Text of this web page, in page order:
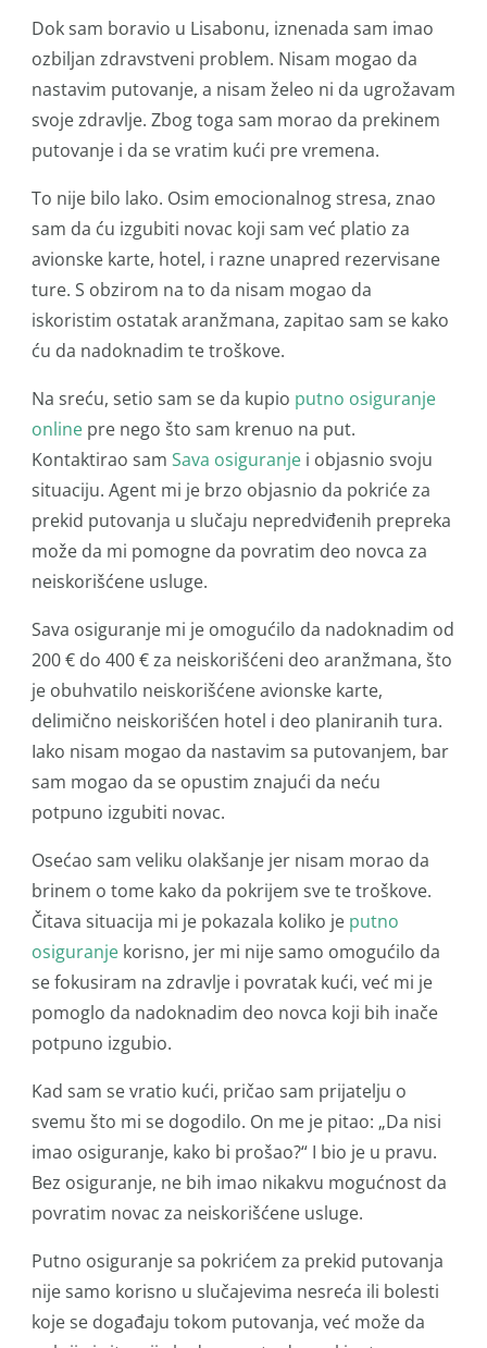
Dok sam boravio u Lisabonu, iznenada sam imao
ozbiljan zdravstveni problem. Nisam mogao da
nastavim putovanje, a nisam želeo ni da ugrožavam
svoje zdravlje. Zbog toga sam morao da prekinem
putovanje i da se vratim kući pre vremena.
To nije bilo lako. Osim emocionalnog stresa, znao
sam da ću izgubiti novac koji sam već platio za
avionske karte, hotel, i razne unapred rezervisane
ture. S obzirom na to da nisam mogao da
iskoristim ostatak aranžmana, zapitao sam se kako
ću da nadoknadim te troškove.
Na sreću, setio sam se da kupio putno osiguranje
online pre nego što sam krenuo na put.
Kontaktirao sam Sava osiguranje i objasnio svoju
situaciju. Agent mi je brzo objasnio da pokriće za
prekid putovanja u slučaju nepredviđenih prepreka
može da mi pomogne da povratim deo novca za
neiskorišćene usluge.
Sava osiguranje mi je omogućilo da nadoknadim od
200 € do 400 € za neiskorišćeni deo aranžmana, što
je obuhvatilo neiskorišćene avionske karte,
delimično neiskorišćen hotel i deo planiranih tura.
Iako nisam mogao da nastavim sa putovanjem, bar
sam mogao da se opustim znajući da neću
potpuno izgubiti novac.
Osećao sam veliku olakšanje jer nisam morao da
brinem o tome kako da pokrijem sve te troškove.
Čitava situacija mi je pokazala koliko je putno
osiguranje korisno, jer mi nije samo omogućilo da
se fokusiram na zdravlje i povratak kući, već mi je
pomoglo da nadoknadim deo novca koji bih inače
potpuno izgubio.
Kad sam se vratio kući, pričao sam prijatelju o
svemu što mi se dogodilo. On me je pitao: „Da nisi
imao osiguranje, kako bi prošao?“ I bio je u pravu.
Bez osiguranje, ne bih imao nikakvu mogućnost da
povratim novac za neiskorišćene usluge.
Putno osiguranje sa pokrićem za prekid putovanja
nije samo korisno u slučajevima nesreća ili bolesti
koje se događaju tokom putovanja, već može da